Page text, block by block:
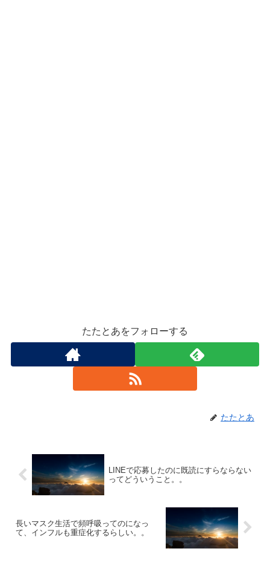
たたとあをフォローする
たたとあ
LINEで応募したのに既読にすらならない
ってどういうこと。。
長いマスク生活で頻呼吸ってのになっ
て、インフルも重症化するらしい。。